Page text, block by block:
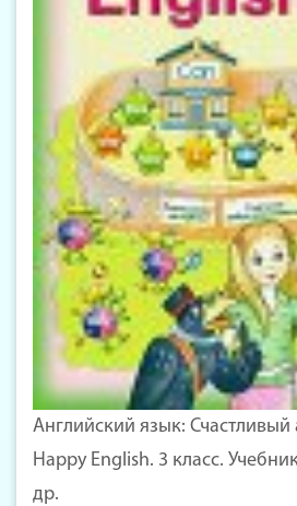
Английский язык: Счастливый
Happy English. 3 класс.
др.